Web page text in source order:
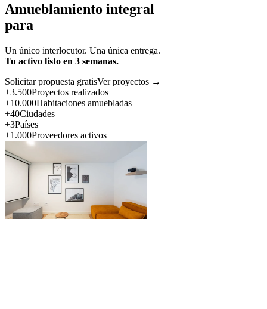
Amueblamiento integral
para
Un único interlocutor. Una única entrega.
Tu activo listo en 3 semanas.
Solicitar propuesta gratisVer proyectos →
+3.500Proyectos realizados
+10.000Habitaciones amuebladas
+40Ciudades
+3Países
+1.000Proveedores activos